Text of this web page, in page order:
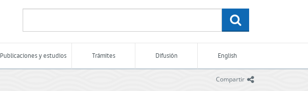
Publicaciones y estudios Trámites Difusión English
Compartir icono